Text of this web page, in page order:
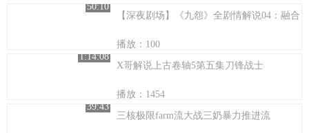
50:10
【深夜剧场】《九怨》全剧情解说04：融合
播放：100
1:14:08
X哥解说上古卷轴5第五集刀锋战士
播放：1454
39:43
三核极限farm流大战三奶暴力推进流